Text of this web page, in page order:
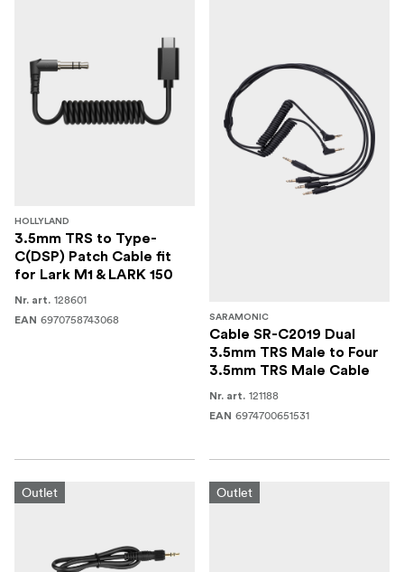
HOLLYLAND
3.5mm TRS to Type-
C(DSP) Patch Cable fit
for Lark M1 & LARK 150
Nr. art. 128601
EAN 6970758743068 SARAMONIC
Cable SR-C2019 Dual
3.5mm TRS Male to Four
3.5mm TRS Male Cable
Nr. art. 121188
EAN 6974700651531
Outlet Outlet